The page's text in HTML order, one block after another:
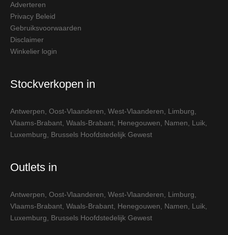
Adverteren
Privacy Beleid
Gebruiksvoorwaarden
Disclaimer
Winkelier login
Stockverkopen in
Antwerpen Oost-Vlaanderen West-Vlaanderen Limburg
Vlaams-Brabant Waals-Brabant Henegouwen Namen Luik
Luxemburg
Brussels Hoofdstedelijk Gewest
Outlets in
Antwerpen Oost-Vlaanderen West-Vlaanderen Limburg
Vlaams-Brabant Waals-Brabant Henegouwen Namen Luik
Luxemburg
Brussels Hoofdstedelijk Gewest